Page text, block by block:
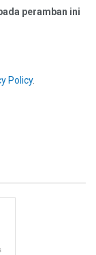
peramban ini
Policy.